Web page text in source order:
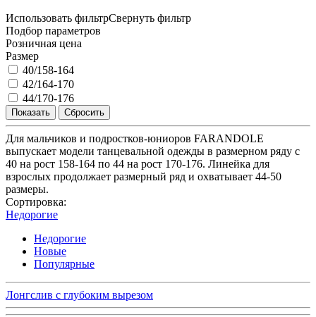
Использовать фильтрСвернуть фильтр
Подбор параметров
Розничная цена
Размер
40/158-164
42/164-170
44/170-176
Для мальчиков и подростков-юниоров FARANDOLE
выпускает модели танцевальной одежды в размерном ряду с
40 на рост 158-164 по 44 на рост 170-176. Линейка для
взрослых продолжает размерный ряд и охватывает 44-50
размеры.
Сортировка:
Недорогие
Недорогие
Новые
Популярные
Лонгслив с глубоким вырезом